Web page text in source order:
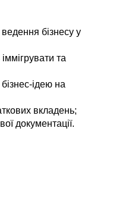
бізнесу у
та
ідею на
вкладень;
документації.